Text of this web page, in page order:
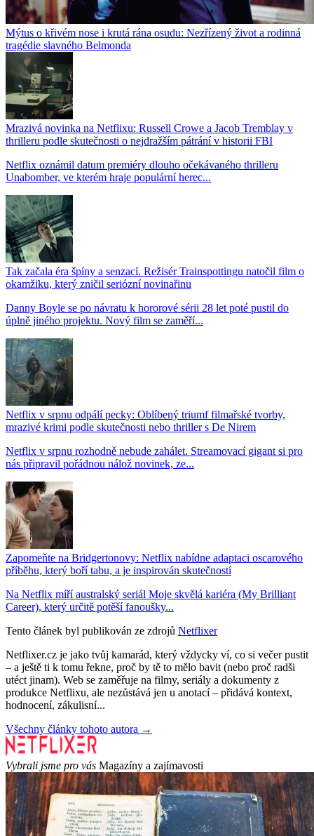
Mýtus o křivém nose i krutá rána osudu: Nezřízený život a rodinná
tragédie slavného Belmonda
Mrazivá novinka na Netflixu: Russell Crowe a Jacob Tremblay v
thrilleru podle skutečnosti o nejdražším pátrání v historii FBI
Netflix oznámil datum premiéry dlouho očekávaného thrilleru
Unabomber, ve kterém hraje populární herec...
Tak začala éra špíny a senzací. Režisér Trainspottingu natočil film o
okamžiku, který zničil seriózní novinařinu
Danny Boyle se po návratu k hororové sérii 28 let poté pustil do
úplně jiného projektu. Nový film se zaměří...
Netflix v srpnu odpálí pecky: Oblíbený triumf filmařské tvorby,
mrazivé krimi podle skutečnosti nebo thriller s De Nirem
Netflix v srpnu rozhodně nebude zahálet. Streamovací gigant si pro
nás připravil pořádnou nálož novinek, ze...
Zapomeňte na Bridgertonovy: Netflix nabídne adaptaci oscarového
příběhu, který boří tabu, a je inspirován skutečností
Na Netflix míří australský seriál Moje skvělá kariéra (My Brilliant
Career), který určitě potěší fanoušky...
Tento článek byl publikován ze zdrojů Netflixer
Netflixer.cz je jako tvůj kamarád, který vždycky ví, co si večer pustit
– a ještě ti k tomu řekne, proč by tě to mělo bavit (nebo proč radši
utéct jinam). Web se zaměřuje na filmy, seriály a dokumenty z
produkce Netflixu, ale nezůstává jen u anotací – přidává kontext,
hodnocení, zákulisní...
Všechny články tohoto autora →
Vybrali jsme pro vás Magazíny a zajímavosti